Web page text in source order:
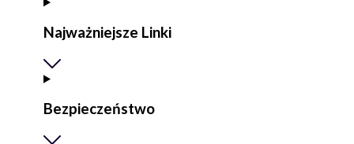
Najważniejsze Linki
Bezpieczeństwo